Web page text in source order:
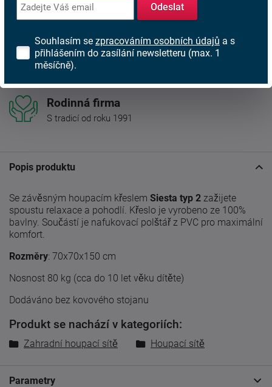
Doprava ZDARMA
Při nákupu nad 6 000 Kč
Rádi poradíme s výběrem
Rodinná firma
S tradicí od roku 1991
Popis produktu
Se závěsným houpacím křeslem Siesta typ 2 zažijete
spoustu relaxace a pohodlí. Křeslo je vyrobeno ze 100%
bavlny. Součástí je nafukovací polštář z PVC pro maximální
komfort.
Rozměry: 70x70x150 cm
Nosnost 80 kg (cca do 10 let věku dítěte)
Dodáváno bez kovového stojanu
Produkt se nachází v kategoriích:
Zahradní houpací sítě Houpací sítě
Parametry
Odeslat
Souhlasím se zpracováním osobních údajů a s
přihlášením do zasílání newsletteru (max. 1
měsíčně).